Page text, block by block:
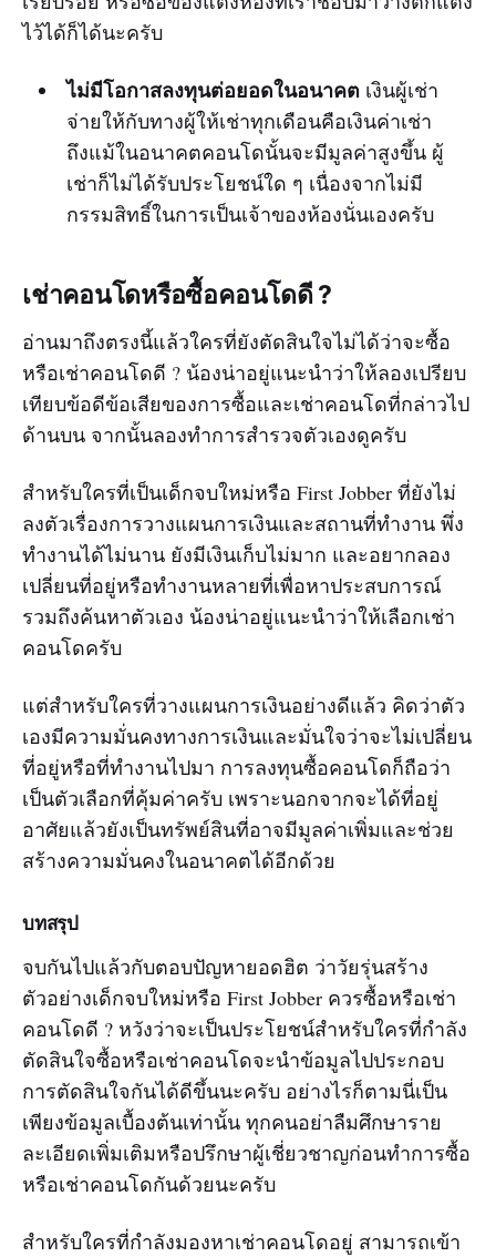
ไว้ได้ก็ได้นะครับ
ไม่มีโอกาสลงทุนต่อยอดในอนาคต เงินผู้เช่า
จ่ายให้กับทางผู้ให้เช่าทุกเดือนคือเงินค่าเช่า
ถึงแม้ในอนาคตคอนโดนั้นจะมีมูลค่าสูงขึ้น ผู้
เช่าก็ไม่ได้รับประโยชน์ใด ๆ เนื่องจากไม่มี
กรรมสิทธิ์ในการเป็นเจ้าของห้องนั่นเองครับ
เช่าคอนโดหรือซื้อคอนโดดี ?
อ่านมาถึงตรงนี้แล้วใครที่ยังตัดสินใจไม่ได้ว่าจะซื้อ
หรือเช่าคอนโดดี ? น้องน่าอยู่แนะนำว่าให้ลองเปรียบ
เทียบข้อดีข้อเสียของการซื้อและเช่าคอนโดที่กล่าวไป
ด้านบน จากนั้นลองทำการสำรวจตัวเองดูครับ
สำหรับใครที่เป็นเด็กจบใหม่หรือ First Jobber ที่ยังไม่
ลงตัวเรื่องการวางแผนการเงินและสถานที่ทำงาน พึ่ง
ทำงานได้ไม่นาน ยังมีเงินเก็บไม่มาก และอยากลอง
เปลี่ยนที่อยู่หรือทำงานหลายที่เพื่อหาประสบการณ์
รวมถึงค้นหาตัวเอง น้องน่าอยู่แนะนำว่าให้เลือกเช่า
คอนโดครับ
แต่สำหรับใครที่วางแผนการเงินอย่างดีแล้ว คิดว่าตัว
เองมีความมั่นคงทางการเงินและมั่นใจว่าจะไม่เปลี่ยน
ที่อยู่หรือที่ทำงานไปมา การลงทุนซื้อคอนโดก็ถือว่า
เป็นตัวเลือกที่คุ้มค่าครับ เพราะนอกจากจะได้ที่อยู่
อาศัยแล้วยังเป็นทรัพย์สินที่อาจมีมูลค่าเพิ่มและช่วย
สร้างความมั่นคงในอนาคตได้อีกด้วย
บทสรุป
จบกันไปแล้วกับตอบปัญหายอดฮิต ว่าวัยรุ่นสร้าง
ตัวอย่างเด็กจบใหม่หรือ First Jobber ควรซื้อหรือเช่า
คอนโดดี ? หวังว่าจะเป็นประโยชน์สำหรับใครที่กำลัง
ตัดสินใจซื้อหรือเช่าคอนโดจะนำข้อมูลไปประกอบ
การตัดสินใจกันได้ดีขึ้นนะครับ อย่างไรก็ตามนี่เป็น
เพียงข้อมูลเบื้องต้นเท่านั้น ทุกคนอย่าลืมศึกษาราย
ละเอียดเพิ่มเติมหรือปรึกษาผู้เชี่ยวชาญก่อนทำการซื้อ
หรือเช่าคอนโดกันด้วยนะครับ
สำหรับใครที่กำลังมองหาเช่าคอนโดอยู่ สามารถเข้า